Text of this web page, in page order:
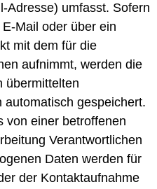
Adresse) umfasst. Sofern
Mail oder über ein
mit dem für die
aufnimmt, werden die
übermittelten
gespeichert.
von einer betroffenen
Verantwortlichen
Daten werden für
der Kontaktaufnahme